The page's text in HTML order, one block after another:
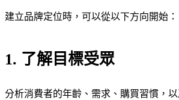
建立品牌定位時，可以從以下方向開始：
1. 了解目標受眾
分析消費者的年齡、需求、購買習慣，